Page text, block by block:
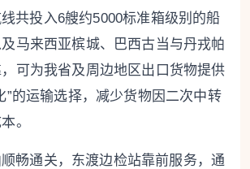
共投入6艘约5000标准箱级别的船
马来西亚槟城、巴西古当与丹戎帕
可为我省及周边地区出口货物提供
”的运输选择，减少货物因二次中转
。
畅通关，东渡边检站靠前服务，通